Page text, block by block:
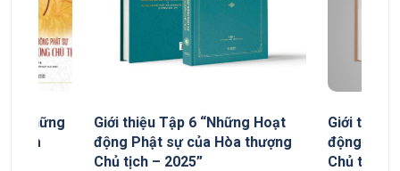
“Những
Hòa
Giới thiệu Tập 6 “Những Hoạt
động Phật sự của Hòa thượng
Chủ tịch – 2025”
Giới thiệu
động
Chủ tịch”